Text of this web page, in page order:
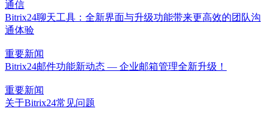
通信
Bitrix24聊天工具：全新界面与升级功能带来更高效的团队沟
通体验
重要新闻
Bitrix24邮件功能新动态 — 企业邮箱管理全新升级！
重要新闻
关于Bitrix24常见问题